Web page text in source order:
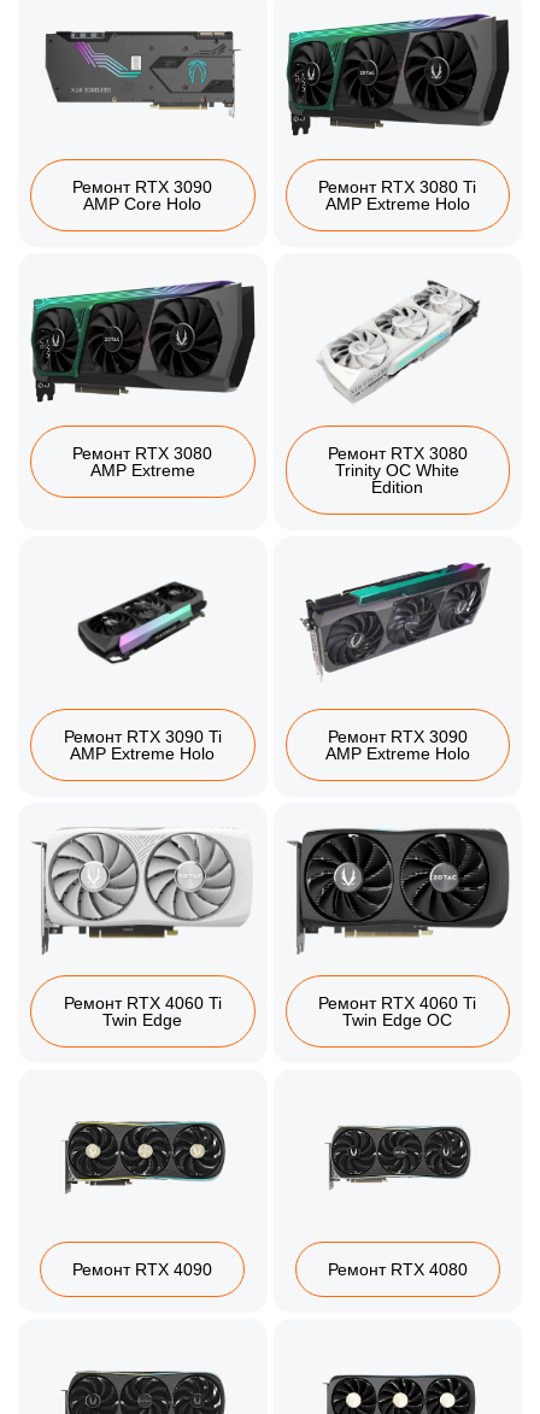
Ремонт RTX 3090
AMP Core Holo
Ремонт RTX 3080 Ti
AMP Extreme Holo
Ремонт RTX 3080
AMP Extreme
Ремонт RTX 3080
Trinity OC White
Edition
Ремонт RTX 3090 Ti
AMP Extreme Holo
Ремонт RTX 3090
AMP Extreme Holo
Ремонт RTX 4060 Ti
Twin Edge
Ремонт RTX 4060 Ti
Twin Edge OC
Ремонт RTX 4090 Ремонт RTX 4080